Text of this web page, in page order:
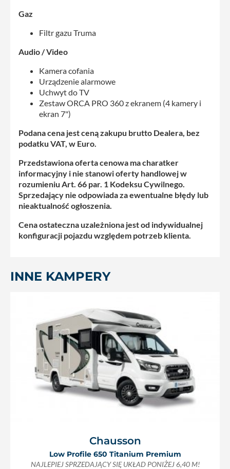
Gaz
Filtr gazu Truma
Audio / Video
Kamera cofania
Urządzenie alarmowe
Uchwyt do TV
Zestaw ORCA PRO 360 z ekranem (4 kamery i
ekran 7")
Podana cena jest ceną zakupu brutto Dealera, bez
podatku VAT, w Euro.
Przedstawiona oferta cenowa ma charatker
informacyjny i nie stanowi oferty handlowej w
rozumieniu Art. 66 par. 1 Kodeksu Cywilnego.
Sprzedający nie odpowiada za ewentualne błędy lub
nieaktualność ogłoszenia.
Cena ostateczna uzależniona jest od indywidualnej
konfiguracji pojazdu względem potrzeb klienta.
INNE KAMPERY
Chausson
Low Profile 650 Titanium Premium
NAJLEPIEJ SPRZEDAJĄCY SIĘ UKŁAD PONIŻEJ 6,40 M!